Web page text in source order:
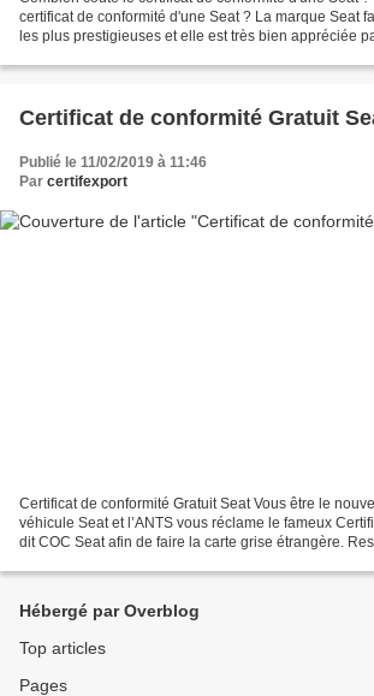
certificat de conformité d'une Seat ? La marque Seat
les plus prestigieuses et elle est très bien appréciée
Certificat de conformité Gratuit
Publié le 11/02/2019 à 11:46
Par certifexport
Certificat de conformité Gratuit Seat Vous être le
véhicule Seat et l’ANTS vous réclame le fameux
dit COC Seat afin de faire la carte grise étrangère.
Hébergé par Overblog
Top articles
Pages